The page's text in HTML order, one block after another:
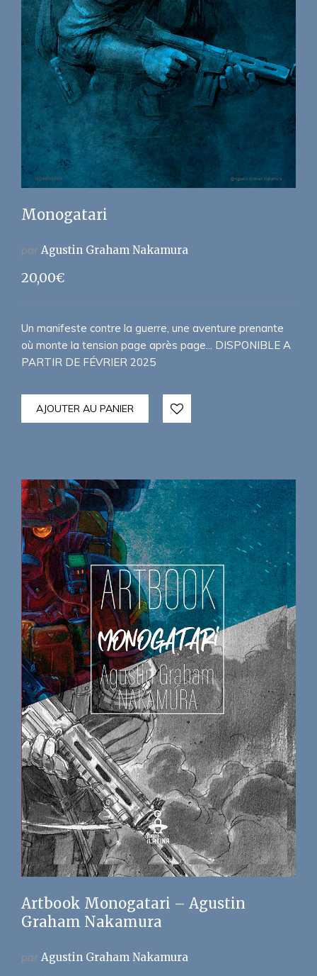
Monogatari
par Agustin Graham Nakamura
20,00€
Un manifeste contre la guerre, une aventure prenante
où monte la tension page après page... DISPONIBLE A
PARTIR DE FÉVRIER 2025
AJOUTER AU PANIER
Artbook Monogatari – Agustin
Graham Nakamura
par Agustin Graham Nakamura